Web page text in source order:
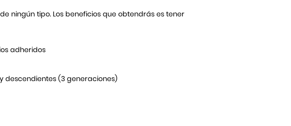
ningún tipo. Los beneficios que obtendrás es tener
adheridos
descendientes (3 generaciones)